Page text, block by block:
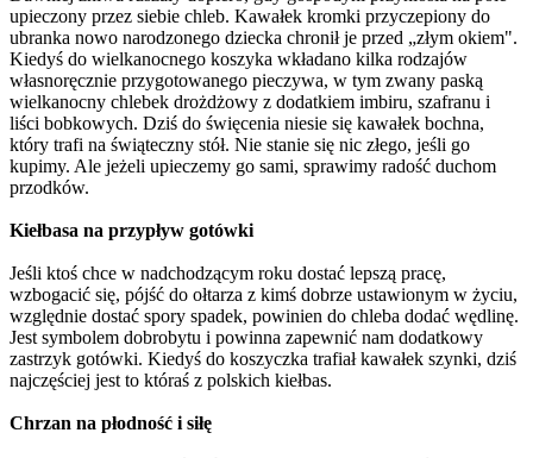
upieczony przez siebie chleb. Kawałek kromki przyczepiony do
ubranka nowo narodzonego dziecka chronił je przed „złym okiem".
Kiedyś do wielkanocnego koszyka wkładano kilka rodzajów
własnoręcznie przygotowanego pieczywa, w tym zwany paską
wielkanocny chlebek drożdżowy z dodatkiem imbiru, szafranu i
liści bobkowych. Dziś do święcenia niesie się kawałek bochna,
który trafi na świąteczny stół. Nie stanie się nic złego, jeśli go
kupimy. Ale jeżeli upieczemy go sami, sprawimy radość duchom
przodków.
Kiełbasa na przypływ gotówki
Jeśli ktoś chce w nadchodzącym roku dostać lepszą pracę,
wzbogacić się, pójść do ołtarza z kimś dobrze ustawionym w życiu,
względnie dostać spory spadek, powinien do chleba dodać wędlinę.
Jest symbolem dobrobytu i powinna zapewnić nam dodatkowy
zastrzyk gotówki. Kiedyś do koszyczka trafiał kawałek szynki, dziś
najczęściej jest to któraś z polskich kiełbas.
Chrzan na płodność i siłę